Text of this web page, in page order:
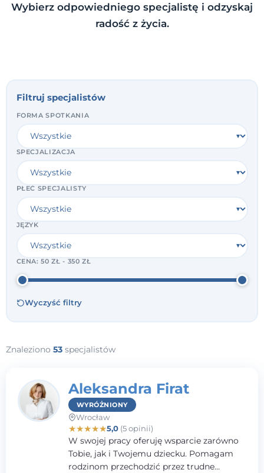
Wybierz odpowiedniego specjalistę i odzyskaj
radość z życia.
Filtruj specjalistów
FORMA SPOTKANIA
SPECJALIZACJA
PŁEĆ SPECJALISTY
JĘZYK
CENA:50 ZŁ - 350 ZŁ
Wyczyść filtry
Znaleziono 53 specjalistów
Aleksandra Firat
WYRÓŻNIONY
Wrocław
★★★★★5,0(5 opinii)
W swojej pracy oferuję wsparcie zarówno
Tobie, jak i Twojemu dziecku. Pomagam
rodzinom przechodzić przez trudne